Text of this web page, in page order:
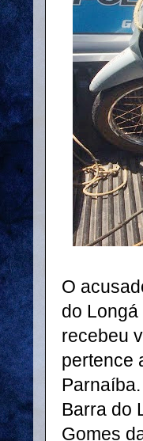
O
do
recebeu
pertence
Barra do
Gomes